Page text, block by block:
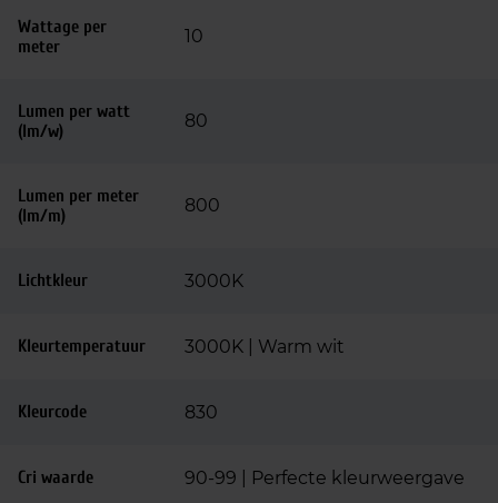
Wattage per
meter
10
Lumen per watt
(lm/w)
80
Lumen per meter
(lm/m)
800
Lichtkleur 3000K
Kleurtemperatuur 3000K | Warm wit
Kleurcode 830
Cri waarde 90-99 | Perfecte kleurweergave